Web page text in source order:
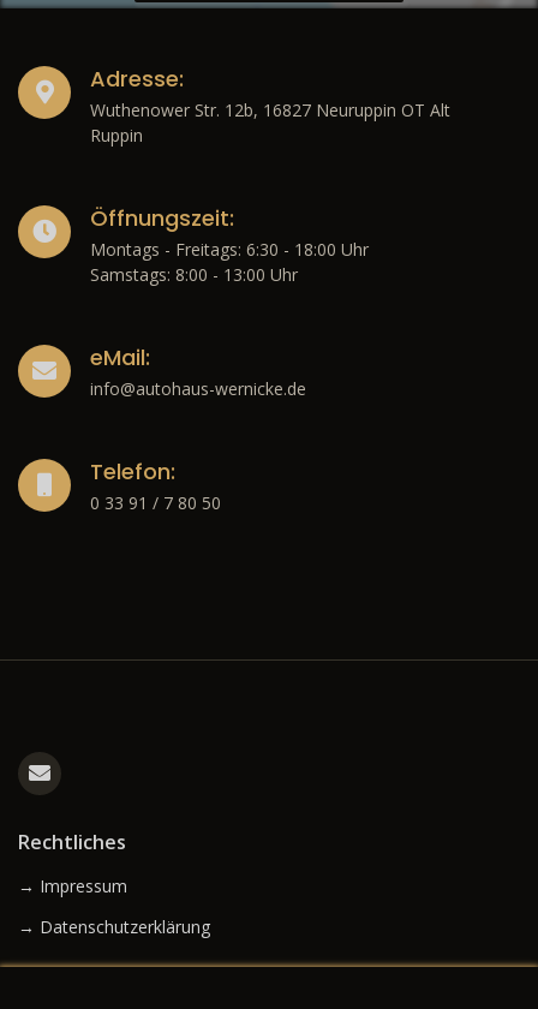
Adresse:
Wuthenower Str. 12b, 16827 Neuruppin OT Alt
Ruppin
Öffnungszeit:
Montags - Freitags: 6:30 - 18:00 Uhr
Samstags: 8:00 - 13:00 Uhr
eMail:
info@autohaus-wernicke.de
Telefon:
0 33 91 / 7 80 50
Rechtliches
→ Impressum
→ Datenschutzerklärung